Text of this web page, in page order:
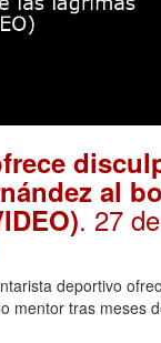
al
. 27
deportivo
mentor tras meses